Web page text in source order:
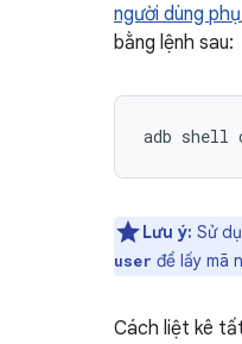
người dùng phụ
bằng lệnh sau:
adb shell
Lưu ý: Sử
user để lấy mã
Cách liệt kê